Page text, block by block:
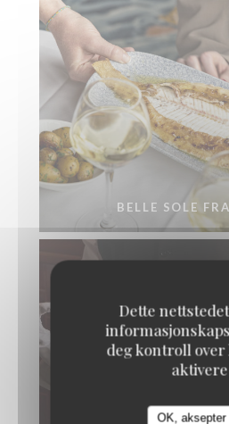
Dette
deg kontroll over
aktivere
OK, aksepter
BELLE SOLE